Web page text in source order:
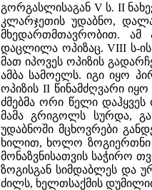
გორგასლისაგან V ს. II
კლარჯეთის უდაბნო,
მხედართმთავრობით. ამ
დაცლილა ოპიზაც. VIII ს-
მათ იპოვეს ოპიზის
ამბა სამოელს. იგი იყო
ოპიზის II წინამძღვარი
ძმებმა ორი წელი
მამა გრიგოლს სურდა,
უდაბნოში მცხოვრები
ხილით, ხოლო ზოგიერთნი
მონაზვნისათვის საჭირო
ზოგისგან სიმდაბლეს და
ძილს, ხელთსაქმის